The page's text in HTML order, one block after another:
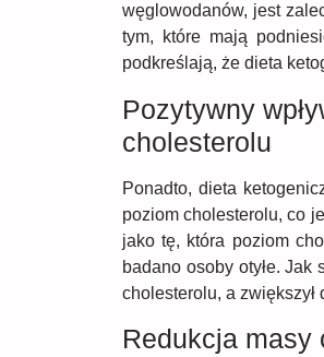
węglowodanów, jest
tym, które mają
podkreślają, że dieta
Pozytywny
cholesterolu
Ponadto, dieta
poziom cholesterolu, co
jako tę, która poziom
badano osoby otyłe. Jak
cholesterolu, a
Redukcja masy